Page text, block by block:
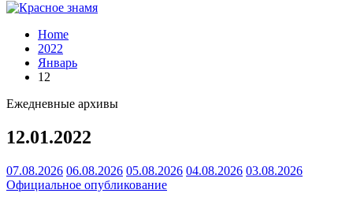
Home
2022
Январь
12
Ежедневные архивы
12.01.2022
07.08.2026 06.08.2026 05.08.2026 04.08.2026 03.08.2026
Официальное опубликование